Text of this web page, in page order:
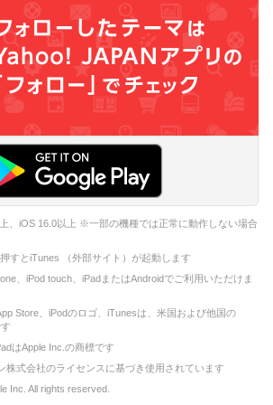
、iOS 16.0以上 ※一部の機種では正常に動作しない場合
すとiTunes （外部サイト）が起動します
、iPod touch、iPadまたはAndroidでご利用いただけま
Store、iPodのロゴ、iTunesは、米国および他国の
はApple Inc.の商標です
株式会社のライセンスに基づき使用されています
Inc. All rights reserved.